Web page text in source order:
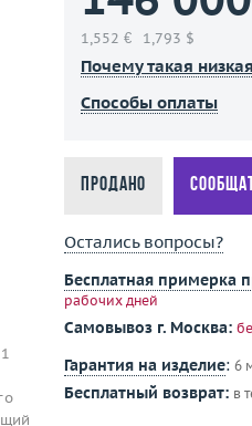
1,552 € 1,793 $
Почему такая
Способы оплаты
Продано
Остались вопросы?
Бесплатная примерка
рабочих дней
Самовывоз г. Москва:
Гарантия на изделие: 6
Бесплатный возврат: в